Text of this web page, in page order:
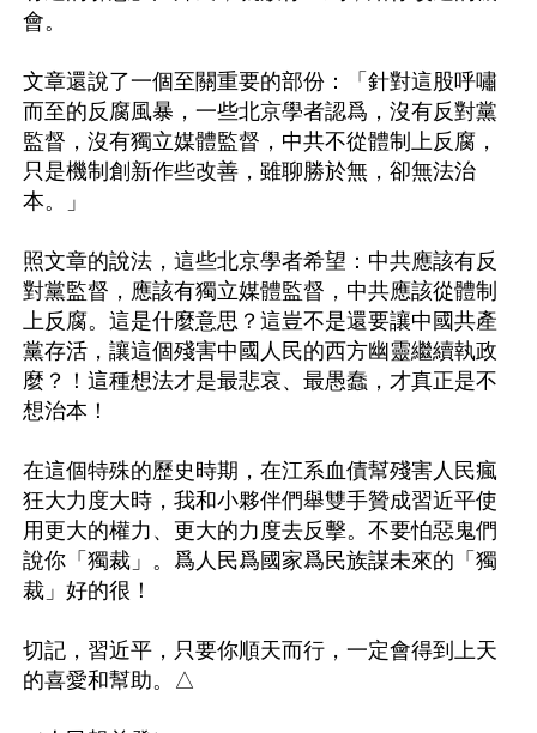
會。
文章還說了一個至關重要的部份：「針對這股呼嘯
而至的反腐風暴，一些北京學者認爲，沒有反對黨
監督，沒有獨立媒體監督，中共不從體制上反腐，
只是機制創新作些改善，雖聊勝於無，卻無法治
本。」
照文章的說法，這些北京學者希望：中共應該有反
對黨監督，應該有獨立媒體監督，中共應該從體制
上反腐。這是什麼意思？這豈不是還要讓中國共產
黨存活，讓這個殘害中國人民的西方幽靈繼續執政
麼？！這種想法才是最悲哀、最愚蠢，才真正是不
想治本！
在這個特殊的歷史時期，在江系血債幫殘害人民瘋
狂大力度大時，我和小夥伴們舉雙手贊成習近平使
用更大的權力、更大的力度去反擊。不要怕惡鬼們
說你「獨裁」。爲人民爲國家爲民族謀未來的「獨
裁」好的很！
切記，習近平，只要你順天而行，一定會得到上天
的喜愛和幫助。△